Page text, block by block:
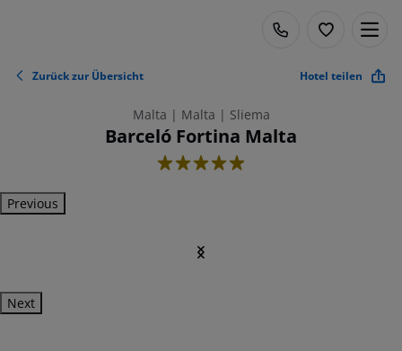
Zurück zur Übersicht Hotel teilen
Malta | Malta | Sliema
Barceló Fortina Malta
5
Previous
Next